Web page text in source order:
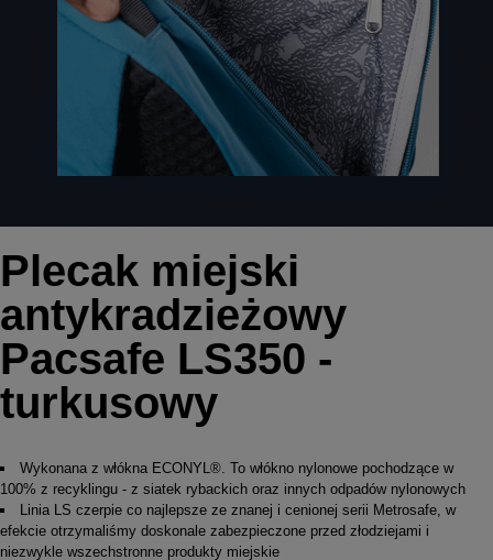
Plecak miejski
antykradzieżowy
Pacsafe LS350 -
turkusowy
Wykonana z włókna ECONYL®. To włókno nylonowe pochodzące w
100% z recyklingu - z siatek rybackich oraz innych odpadów nylonowych
Linia LS czerpie co najlepsze ze znanej i cenionej serii Metrosafe, w
efekcie otrzymaliśmy doskonale zabezpieczone przed złodziejami i
niezwykle wszechstronne produkty miejskie